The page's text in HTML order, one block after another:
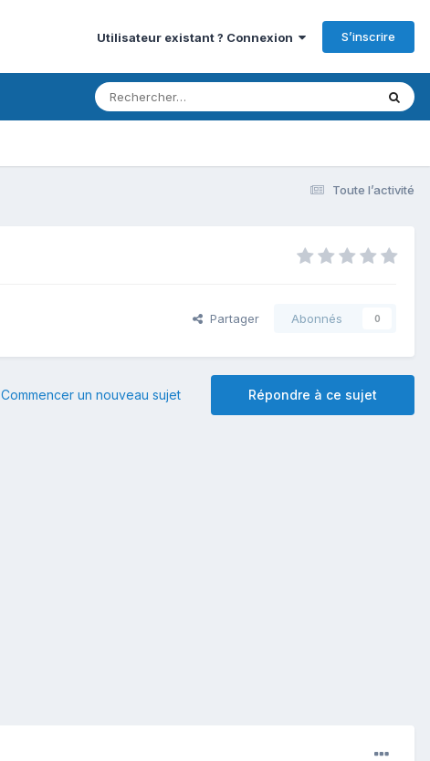
Utilisateur existant ? Connexion S’inscrire
Toute l’activité
Partager Abonnés 0
Répondre à ce sujet
Commencer un nouveau sujet